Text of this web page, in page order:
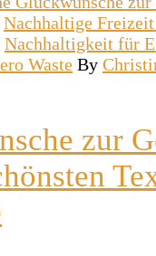
Nachhaltige
Nachhaltigkeit für
Waste By
zur